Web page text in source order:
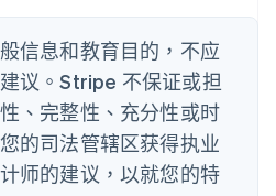
信息和教育目的，不应
议。Stripe 不保证或担
、完整性、充分性或时
的司法管辖区获得执业
师的建议，以就您的特